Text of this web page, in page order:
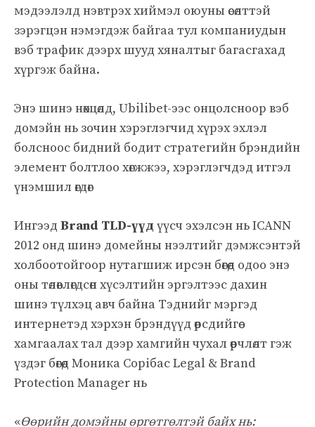
мэдээлэлд нэвтрэх хиймэл оюуны өсөлттэй
зэрэгцэн нэмэгдэж байгаа тул компаниудын
вэб трафик дээрх шууд хяналтыг багасгахад
хүргэж байна.
Энэ шинэ нөхцөлд, Ubilibet-ээс онцолсноор вэб
домэйн нь зочин хэрэглэгчид хүрэх эхлэл
болсноос бидний бодит стратегийн брэндийн
элемент болтлоо хөгжжээ, хэрэглэгчдэд итгэл
үнэмшил өгдөг
Ингээд Brand TLD-үүд үүсч эхэлсэн нь ICANN
2012 онд шинэ домейны нээлтийг дэмжсэнтэй
холбоотойгоор нутагшиж ирсэн бөгөөд одоо энэ
оны төлөвлөгдсөн хүсэлтийн эргэлтээс дахин
шинэ түлхэц авч байна Тэднийг мэргэд
интернетэд хэрхэн брэндүүд өөрсдийгөө
хамгаалах тал дээр хамгийн чухал өөрчлөлт гэж
үздэг бөгөөд Моника Сорібас Legal & Brand
Protection Manager нь
«Өөрийн домэйны өргөтгөлтэй байх нь: